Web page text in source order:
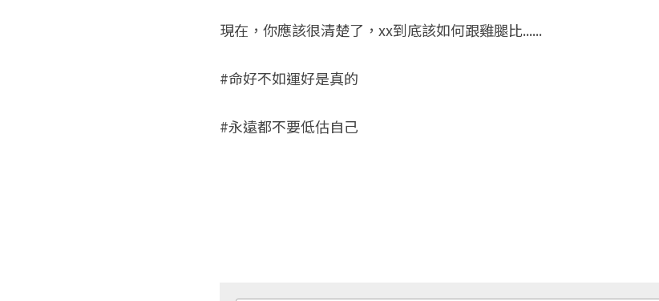
現在，你應該很清楚了，xx到底該如何跟雞腿比......
#命好不如運好是真的
#永遠都不要低估自己